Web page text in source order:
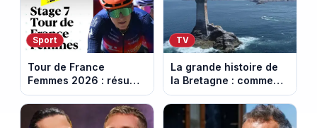
Sport
Tour de France
Femmes 2026 : résumé
vidéo de la 7e étape
avec l'ascension du
Mont Ventoux
TV
La grande histoire de
la Bretagne : comment
les Bretons ont
défendu leur culture
au fil des décennies